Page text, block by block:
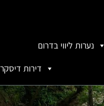
נערות ליווי בדרום
דירות